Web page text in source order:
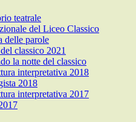
teatrale
del Liceo Classico
delle parole
classico 2021
la notte del classico
interpretativa 2018
2018
interpretativa 2017